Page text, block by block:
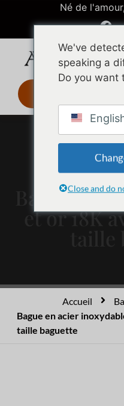
Né de
Bague en
et or 18K
Accueil
Bague en acier
taille baguette
We've
speaking a
Do you want
Close and do